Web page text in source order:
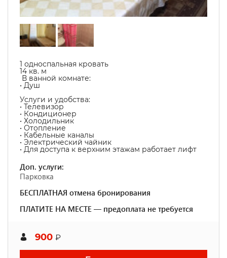
1 односпальная кровать
14 кв. м
В ванной комнате:
• Душ
Услуги и удобства:
• Телевизор
• Кондиционер
• Холодильник
• Отопление
• Кабельные каналы
• Электрический чайник
• Для доступа к верхним этажам работает лифт
Доп. услуги:
Парковка
БЕСПЛАТНАЯ отмена бронирования
ПЛАТИТЕ НА МЕСТЕ — предоплата не требуется
900 ₽